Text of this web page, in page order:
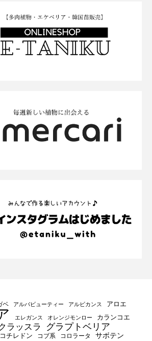
ベ アルバビューティー アルビカンス アロエ
エレガンス オレンジモンロー カランコエ
ラッスラ グラプトベリア
コチレドン コブ系 コロラータ サボテン